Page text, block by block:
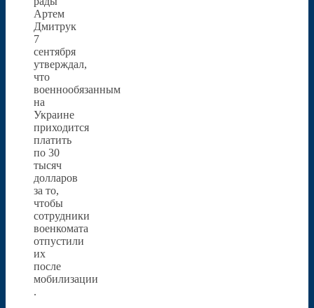
Артем
Дмитрук
7
сентября
утверждал,
что
военнообязанным
на
Украине
приходится
платить
по 30
тысяч
долларов
за то,
чтобы
сотрудники
военкомата
отпустили
их
после
мобилизации
.